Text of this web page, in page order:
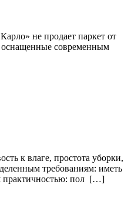
не продает паркет от
оснащенные современным
к влаге, простота уборки,
требованиям: иметь
практичностью: пол […]